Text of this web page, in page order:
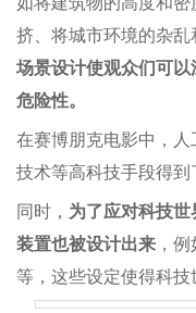
挤、将城市环境的杂乱
场景设计使观众们可
危险性。
在赛博朋克电影中，
技术等高科技手段得到
同时， 为了应对科技
装置也被设计出来 ，
等，这些设定使得科技